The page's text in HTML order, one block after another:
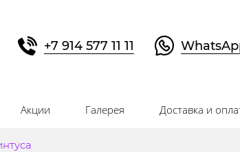
+7 914 577 11 11
Акции Галерея Доставка и